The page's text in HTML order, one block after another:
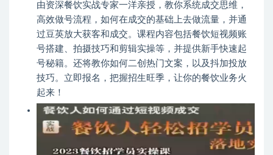
由资深餐饮实战专家一洋亲授，教你系统成交思维，
高效做号流程，如何在成交的基础上去做流量，并通
过豆英放大获客和成交。课程内容包括餐饮短视频账
号搭建、拍摄技巧和剪辑实操等，并提供新手快速起
号秘籍。还将教你如何二创热门文案，以及抖加投放
技巧。立即报名，把握招生旺季，让你的餐饮业务火
起来！